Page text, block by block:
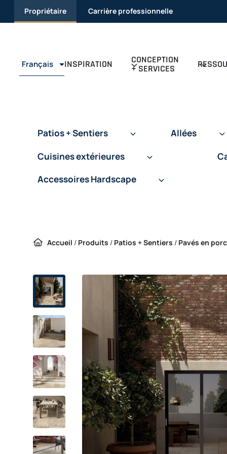
Passer au contenu
Propriétaire Carrière professionnelle
Français INSPIRATION CONCEPTION
+ SERVICES
Patios + Sentiers
Allées
Cuisines extérieures
Accessoires Hardscape
Accueil / Produits / Patios + Sentiers / Pavés en